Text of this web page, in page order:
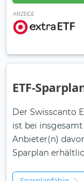
ANZEIGE
ETF-
Der Swisscanto
ist bei insgesamt
Anbieter(n)
Sparplan